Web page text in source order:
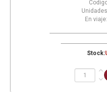
En viaje:
Stock: